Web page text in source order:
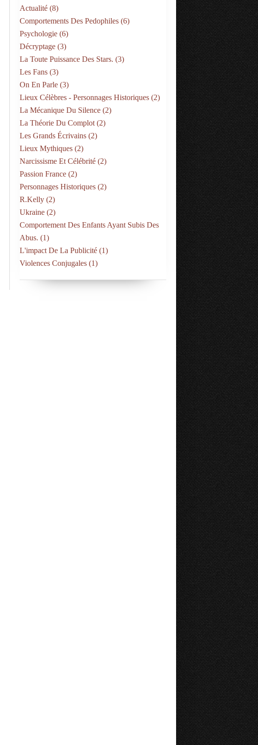
Actualité (8)
Comportements Des Pedophiles (6)
Psychologie (6)
Décryptage (3)
La Toute Puissance Des Stars. (3)
Les Fans (3)
On En Parle (3)
Lieux Célèbres - Personnages Historiques (2)
La Mécanique Du Silence (2)
La Théorie Du Complot (2)
Les Grands Écrivains (2)
Lieux Mythiques (2)
Narcissisme Et Célébrité (2)
Passion France (2)
Personnages Historiques (2)
R.kelly (2)
Ukraine (2)
Comportement Des Enfants Ayant Subis Des
Abus. (1)
L'impact De La Publicité (1)
Violences Conjugales (1)